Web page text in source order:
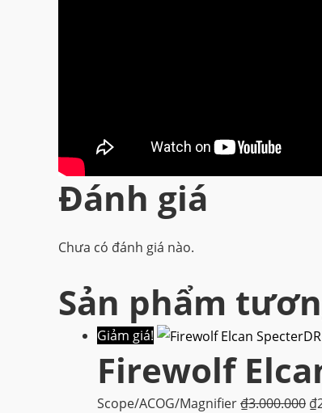
Đánh giá
Chưa có đánh giá nào.
Sản phẩm
Giảm giá!
Firewolf
Scope/ACOG/Magnifier₫3.000.000 ₫